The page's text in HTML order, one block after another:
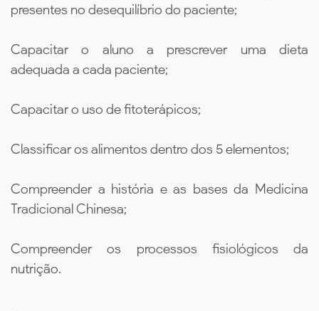
presentes no desequilíbrio do paciente;
Capacitar o aluno a prescrever uma dieta
adequada a cada paciente;
Capacitar o uso de fitoterápicos;
Classificar os alimentos dentro dos 5 elementos;
Compreender a história e as bases da Medicina
Tradicional Chinesa;
Compreender os processos fisiológicos da
nutrição.